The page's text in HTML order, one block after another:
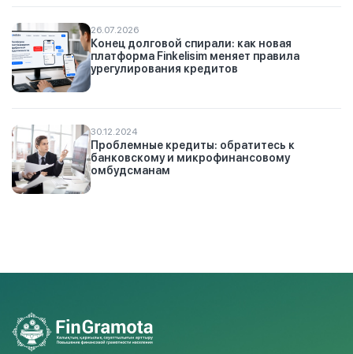
26.07.2026
Конец долговой спирали: как новая
платформа Finkelisim меняет правила
урегулирования кредитов
30.12.2024
Проблемные кредиты: обратитесь к
банковскому и микрофинансовому
омбудсманам